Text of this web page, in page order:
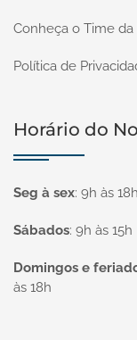
Conheça o Time da
Política de
Horário do
Seg à sex: 9h às 18h
Sábados: 9h às 15h
Domingos e
às 18h